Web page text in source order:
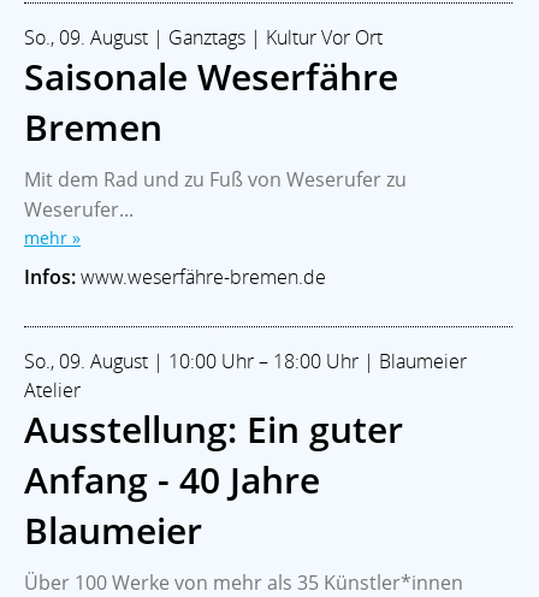
So., 09. August | Ganztags | Kultur Vor Ort
Saisonale Weserfähre
Bremen
Mit dem Rad und zu Fuß von Weserufer zu
Weserufer...
mehr »
Infos:www.weserfähre-bremen.de
So., 09. August | 10:00 Uhr – 18:00 Uhr | Blaumeier
Atelier
Ausstellung: Ein guter
Anfang - 40 Jahre
Blaumeier
Über 100 Werke von mehr als 35 Künstler*innen